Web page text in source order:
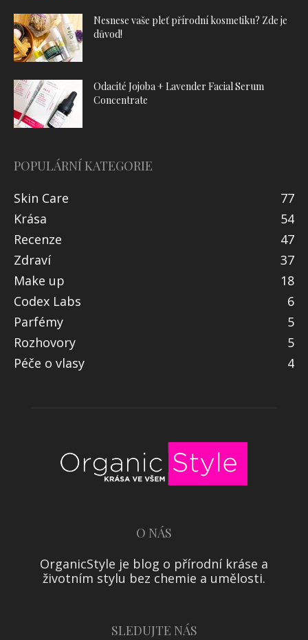
Nesnese vaše pleť přírodní kosmetiku? Zde je
důvod!
Odacité Jojoba + Lavender Facial Serum
Concentrate
POPULÁRNÍ KATEGORIE
Skin Care
77
Krása
54
Recenze
47
Zdraví
37
Make up
18
Codex Labs
6
Parfémy
5
Rozhovory
5
Péče o vlasy
4
O NÁS
OrganicStyle je blog o přírodní kráse a
životním stylu bez chemie a umělosti.
SLEDUJTE NÁS